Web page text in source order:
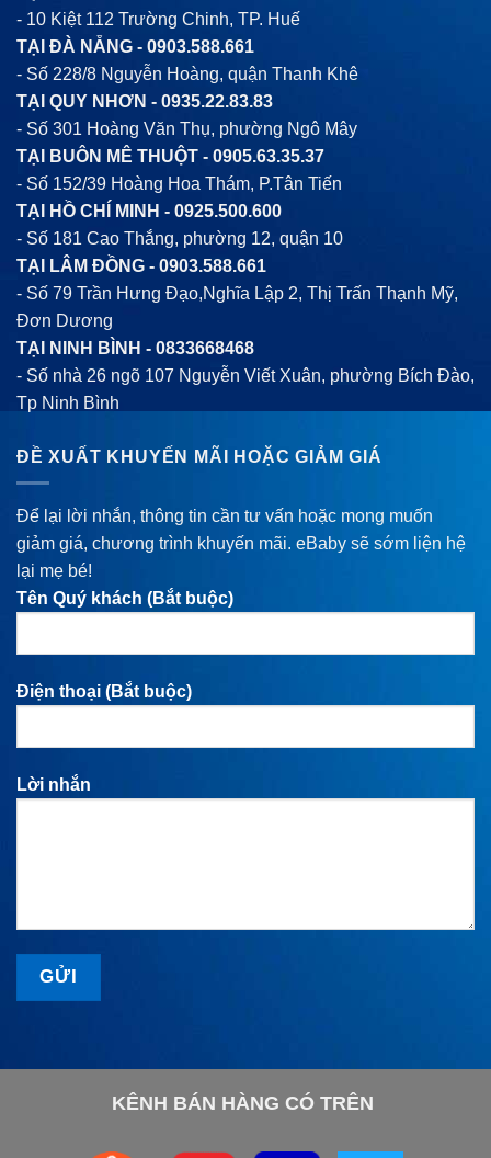
- 10 Kiệt 112 Trường Chinh, TP. Huế
TẠI ĐÀ NẴNG - 0903.588.661
- Số 228/8 Nguyễn Hoàng, quận Thanh Khê
TẠI QUY NHƠN - 0935.22.83.83
- Số 301 Hoàng Văn Thụ, phường Ngô Mây
TẠI BUÔN MÊ THUỘT - 0905.63.35.37
- Số 152/39 Hoàng Hoa Thám, P.Tân Tiến
TẠI HỒ CHÍ MINH - 0925.500.600
- Số 181 Cao Thắng, phường 12, quận 10
TẠI LÂM ĐỒNG - 0903.588.661
- Số 79 Trần Hưng Đạo,Nghĩa Lập 2, Thị Trấn Thạnh Mỹ,
Đơn Dương
TẠI NINH BÌNH - 0833668468
- Số nhà 26 ngõ 107 Nguyễn Viết Xuân, phường Bích Đào,
Tp Ninh Bình
ĐỀ XUẤT KHUYẾN MÃI HOẶC GIẢM GIÁ
Để lại lời nhắn, thông tin cần tư vấn hoặc mong muốn
giảm giá, chương trình khuyến mãi. eBaby sẽ sớm liện hệ
lại mẹ bé!
Tên Quý khách (Bắt buộc)
Điện thoại (Bắt buộc)
Lời nhắn
KÊNH BÁN HÀNG CÓ TRÊN